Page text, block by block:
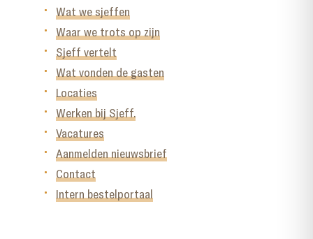
Wat we sjeffen
Waar we trots op zijn
Sjeff vertelt
Wat vonden de gasten
Locaties
Werken bij Sjeff.
Vacatures
Aanmelden nieuwsbrief
Contact
Intern bestelportaal